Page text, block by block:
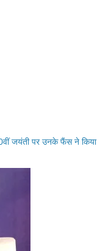
जयंती पर उनके फैंस ने किया